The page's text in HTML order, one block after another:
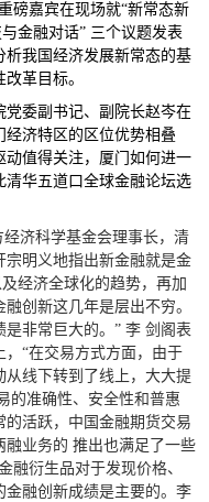
磅嘉宾在现场就“新常态新
金融对话” 三个议题发表
析我国经济发展新常态的基
革目标。
党委副书记、副院长赵岑在
济特区的区位优势相叠
值得关注，厦门如何进一
华五道口全球金融论坛选
济科学基金会理事长，清
明义地指出新金融就是金
经济全球化的趋势，再加
创新这几年是层出不穷。
是非常巨大的。” 李 剑阁表
“在交易方式方面，由于
线下转到了线上，大大提
的准确性、安全性和普惠
活跃，中国金融期货交易
融业务的 推出也满足了一些
融衍生品对于发现价格、
融创新成绩是主要的。李